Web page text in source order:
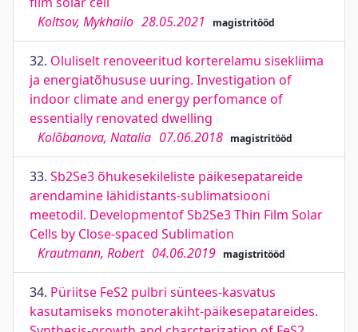
Koltsov, Mykhailo 28.05.2021 magistritööd
32. Oluliselt renoveeritud korterelamu sisekliima
ja energiatõhususe uuring. Investigation of
indoor climate and energy perfomance of
essentially renovated dwelling
Kolõbanova, Natalia 07.06.2018 magistritööd
33. Sb2Se3 õhukesekileliste päikesepatareide
arendamine lähidistants-sublimatsiooni
meetodil. Developmentof Sb2Se3 Thin Film Solar
Cells by Close-spaced Sublimation
Krautmann, Robert 04.06.2019 magistritööd
34. Püriitse FeS2 pulbri süntees-kasvatus
kasutamiseks monoterakiht-päikesepatareides.